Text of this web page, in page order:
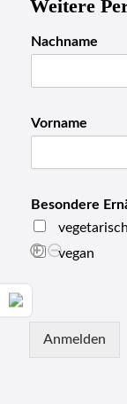
n
ä
r
n
r
m
W
i
e
Weitere
Nachname
Vorname
Besondere
vegetarisch
vegan
Anmelden